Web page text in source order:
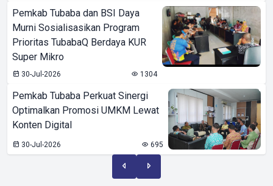
Pemkab Tubaba dan BSI Daya
Murni Sosialisasikan Program
Prioritas TubabaQ Berdaya KUR
Super Mikro
30-Jul-2026 1304
Pemkab Tubaba Perkuat Sinergi
Optimalkan Promosi UMKM Lewat
Konten Digital
30-Jul-2026 695